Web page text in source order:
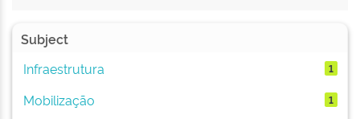
Subject
Infraestrutura
1
Mobilização 1